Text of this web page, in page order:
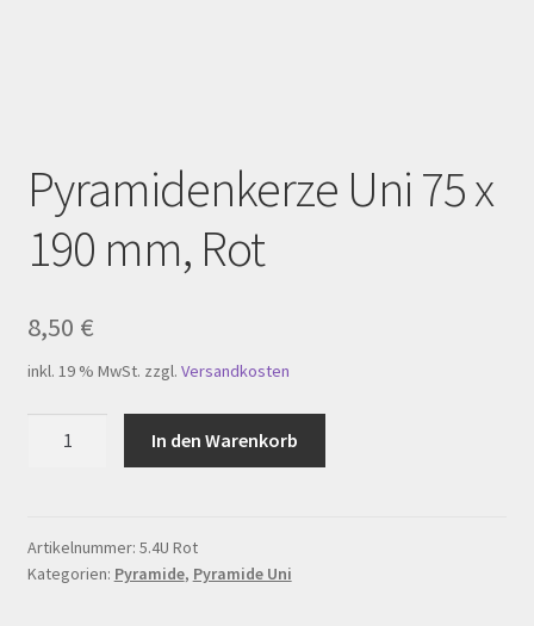
Kerzenpflege
Mein Konto
My Account
Registration
Shop
Warenkorb
Pyramidenkerze Uni 75 x
190 mm, Rot
8,50 €
inkl. 19 % MwSt. zzgl. Versandkosten
190
mm,
In den Warenkorb
Artikelnummer: 5.4U Rot
Kategorien: Pyramide, Pyramide Uni